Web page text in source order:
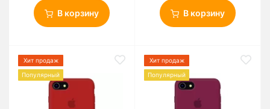
В корзину В корзину
Хит продаж
Популярный
Хит продаж
Популярный